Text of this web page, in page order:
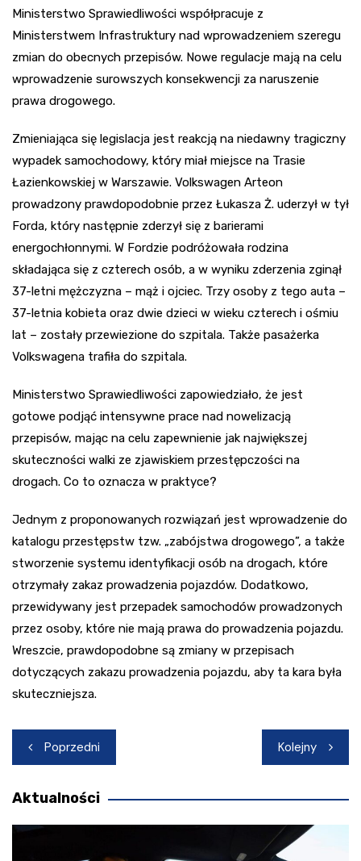
Ministerstwo Sprawiedliwości współpracuje z
Ministerstwem Infrastruktury nad wprowadzeniem szeregu
zmian do obecnych przepisów. Nowe regulacje mają na celu
wprowadzenie surowszych konsekwencji za naruszenie
prawa drogowego.
Zmieniająca się legislacja jest reakcją na niedawny tragiczny
wypadek samochodowy, który miał miejsce na Trasie
Łazienkowskiej w Warszawie. Volkswagen Arteon
prowadzony prawdopodobnie przez Łukasza Ż. uderzył w tył
Forda, który następnie zderzył się z barierami
energochłonnymi. W Fordzie podróżowała rodzina
składająca się z czterech osób, a w wyniku zderzenia zginął
37-letni mężczyzna – mąż i ojciec. Trzy osoby z tego auta –
37-letnia kobieta oraz dwie dzieci w wieku czterech i ośmiu
lat – zostały przewiezione do szpitala. Także pasażerka
Volkswagena trafiła do szpitala.
Ministerstwo Sprawiedliwości zapowiedziało, że jest
gotowe podjąć intensywne prace nad nowelizacją
przepisów, mając na celu zapewnienie jak największej
skuteczności walki ze zjawiskiem przestępczości na
drogach. Co to oznacza w praktyce?
Jednym z proponowanych rozwiązań jest wprowadzenie do
katalogu przestępstw tzw. „zabójstwa drogowego”, a także
stworzenie systemu identyfikacji osób na drogach, które
otrzymały zakaz prowadzenia pojazdów. Dodatkowo,
przewidywany jest przepadek samochodów prowadzonych
przez osoby, które nie mają prawa do prowadzenia pojazdu.
Wreszcie, prawdopodobne są zmiany w przepisach
dotyczących zakazu prowadzenia pojazdu, aby ta kara była
skuteczniejsza.
Nawigacja
wpisu
Poprzedni Kolejny
Aktualności